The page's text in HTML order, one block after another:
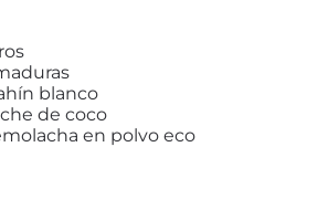
blanco
de coco
en polvo eco